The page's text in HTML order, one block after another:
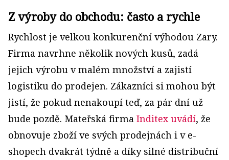
Z výroby do obchodu: často a rychle
Rychlost je velkou konkurenční výhodou Zary.
Firma navrhne několik nových kusů, zadá
jejich výrobu v malém množství a zajistí
logistiku do prodejen. Zákazníci si mohou být
jistí, že pokud nenakoupí teď, za pár dní už
bude pozdě. Mateřská firma Inditex uvádí, že
obnovuje zboží ve svých prodejnách i v e-
shopech dvakrát týdně a díky silné distribuční